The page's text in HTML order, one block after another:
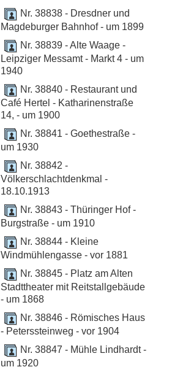
Nr. 38838 - Dresdner und
Magdeburger Bahnhof - um 1899
Nr. 38839 - Alte Waage -
Leipziger Messamt - Markt 4 - um
1940
Nr. 38840 - Restaurant und
Café Hertel - Katharinenstraße
14, - um 1900
Nr. 38841 - Goethestraße -
um 1930
Nr. 38842 -
Völkerschlachtdenkmal -
18.10.1913
Nr. 38843 - Thüringer Hof -
Burgstraße - um 1910
Nr. 38844 - Kleine
Windmühlengasse - vor 1881
Nr. 38845 - Platz am Alten
Stadttheater mit Reitstallgebäude
- um 1868
Nr. 38846 - Römisches Haus
- Peterssteinweg - vor 1904
Nr. 38847 - Mühle Lindhardt -
um 1920